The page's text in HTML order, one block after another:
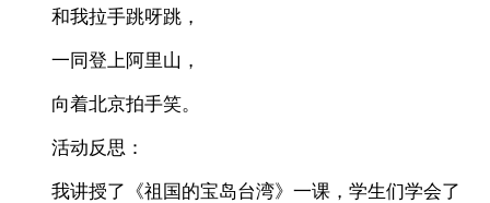
和我拉手跳呀跳，
一同登上阿里山，
向着北京拍手笑。
活动反思：
我讲授了《祖国的宝岛台湾》一课，学生们学会了